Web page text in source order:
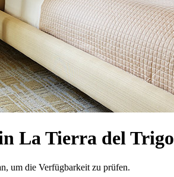
La Tierra del Trigo
um die Verfügbarkeit zu prüfen.